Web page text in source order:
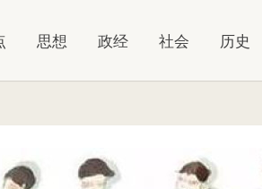
思想 政经 社会 历史